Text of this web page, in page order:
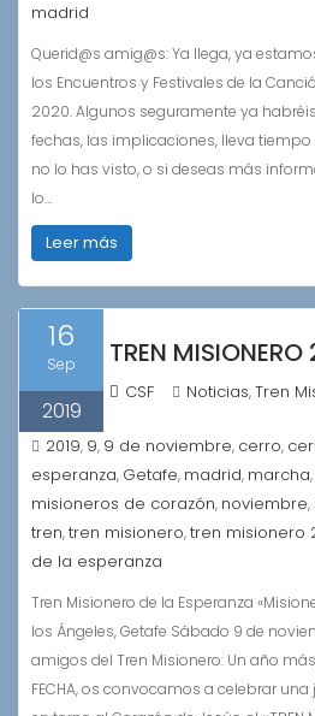
madrid
Querid@s amig@s: Ya llega, ya
los Encuentros y Festivales de la
2020. Algunos seguramente ya
fechas, las implicaciones, lleva tiempo
no lo has visto, o si deseas más
lo…
Leer más
16
Sep
2019
TREN
CSF Noticias,Tren
2019, 9, 9 de noviembre, cerro,
esperanza, Getafe, madrid, marcha,
misioneros de corazón, noviembre,
tren,tren misionero,tren misionero
de la esperanza
Tren Misionero de la Esperanza
los Ángeles, Getafe Sábado 9 de
amigos del Tren Misionero: Un año
FECHA, os convocamos a celebrar